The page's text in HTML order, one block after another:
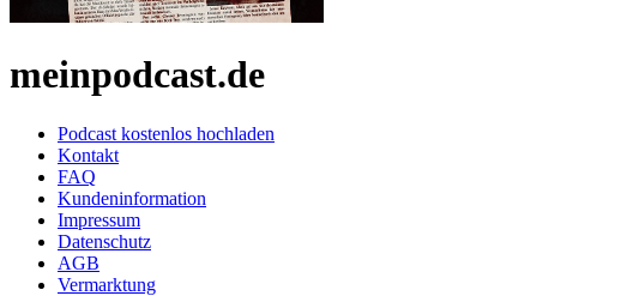
meinpodcast.de
Podcast kostenlos hochladen
Kontakt
FAQ
Kundeninformation
Impressum
Datenschutz
AGB
Vermarktung